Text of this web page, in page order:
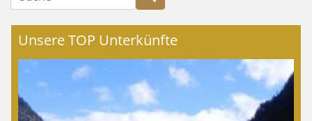
Unsere TOP Unterkünfte